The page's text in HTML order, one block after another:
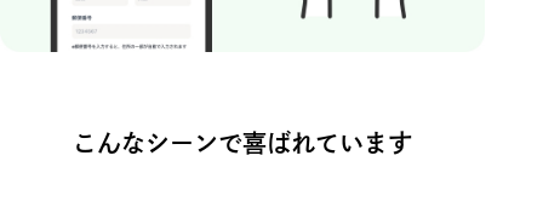
こんなシーンで喜ばれています